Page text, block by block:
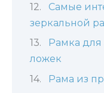
Самые
зеркальной
Рамка для
ложек
Рама из